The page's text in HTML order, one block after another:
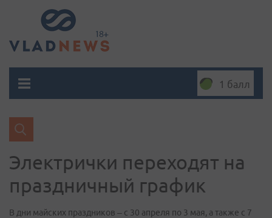
1 балл
Электрички переходят на
праздничный график
В дни майских праздников – с 30 апреля по 3 мая, а также с 7